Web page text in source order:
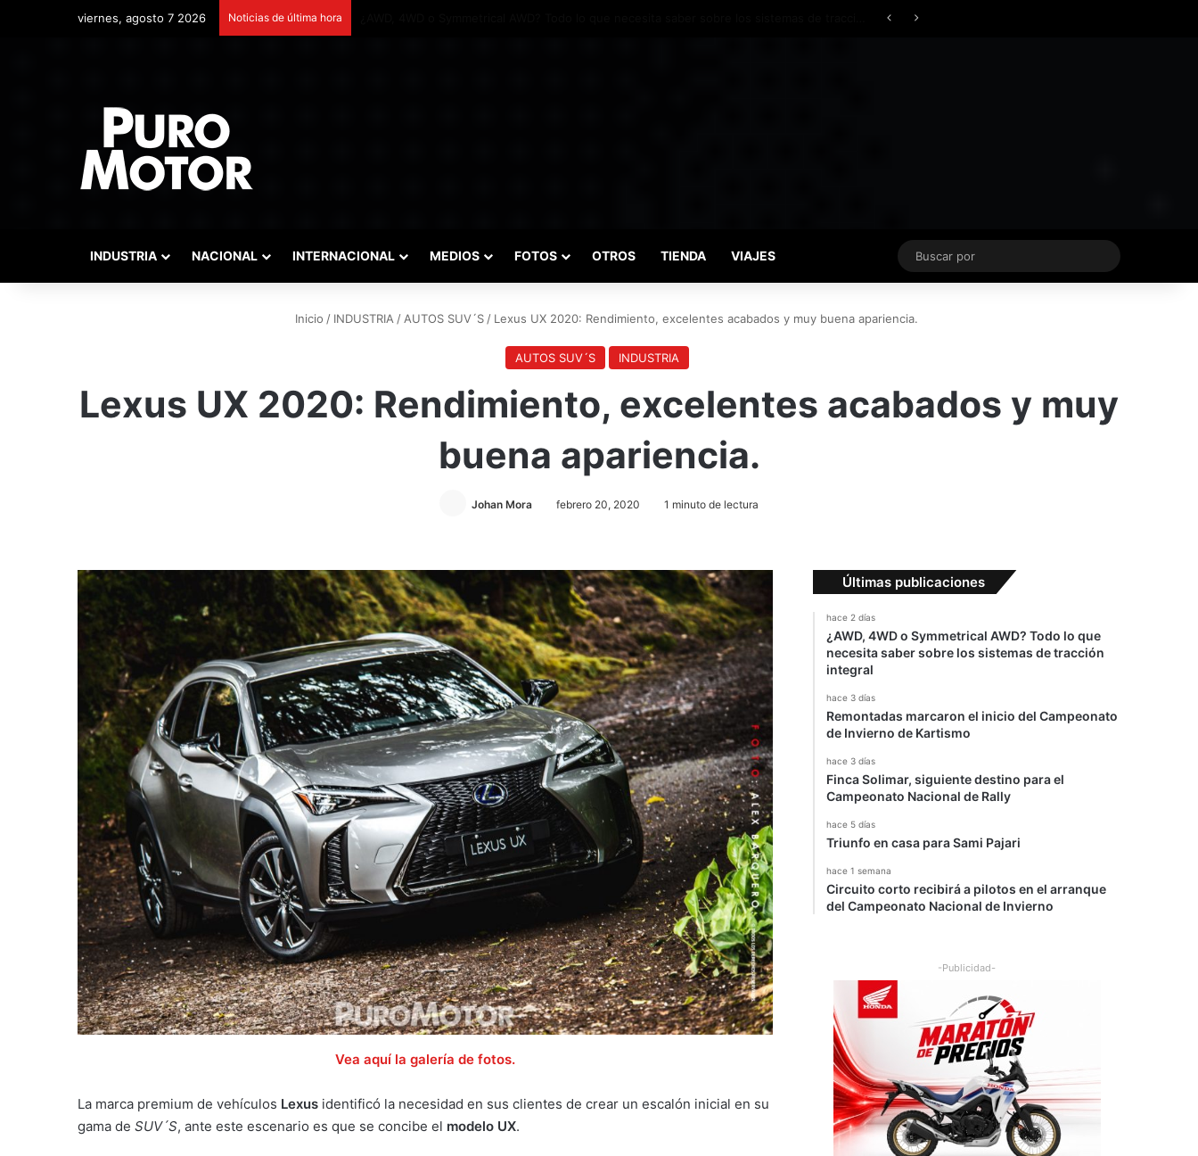
viernes, agosto 7 2026 Noticias de última hora
INDUSTRIA NACIONAL INTERNACIONAL MEDIOS FOTOS OTROS TIENDA VIAJES
Buscar
por
Inicio / INDUSTRIA / AUTOS SUV´S / Lexus UX 2020: Rendimiento, excelentes acabados y muy buena apariencia.
AUTOS SUV´S INDUSTRIA
Lexus UX 2020: Rendimiento, excelentes acabados y muy
buena apariencia.
Johan Mora febrero 20, 2020 1 minuto de lectura
Vea aquí la galería de fotos.
La marca premium de vehículos Lexus identificó la necesidad en sus clientes de crear un escalón inicial en su
gama de SUV´S, ante este escenario es que se concibe el modelo UX.
Últimas publicaciones
hace 2 días
¿AWD, 4WD o Symmetrical AWD? Todo lo que
necesita saber sobre los sistemas de tracción
integral
hace 3 días
Remontadas marcaron el inicio del Campeonato
de Invierno de Kartismo
hace 3 días
Finca Solimar, siguiente destino para el
Campeonato Nacional de Rally
hace 5 días
Triunfo en casa para Sami Pajari
hace 1 semana
Circuito corto recibirá a pilotos en el arranque
del Campeonato Nacional de Invierno
-Publicidad-